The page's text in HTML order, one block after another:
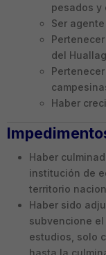
pesados y
Ser
del
Haber
Haber
institución de
territorio
Haber sido
subvencione el
estudios, solo
hasta la